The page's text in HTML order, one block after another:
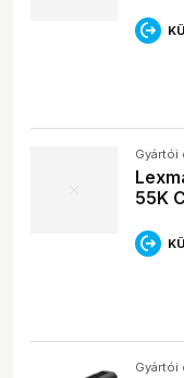
Gyártói
55K
Gyártói